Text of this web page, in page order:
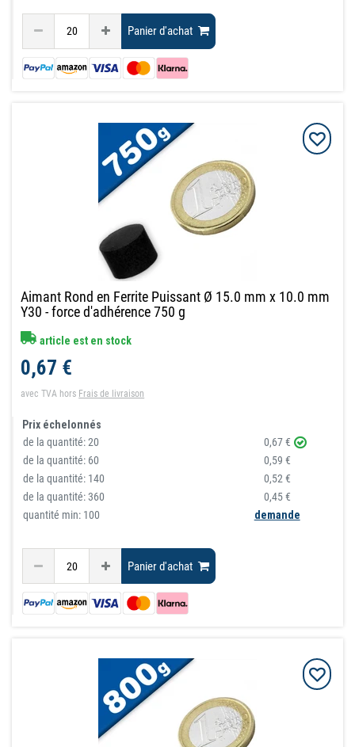
Panier d'achat
Aimant Rond en Ferrite Puissant Ø 15.0 mm x 10.0 mm
Y30 - force d'adhérence 750 g
article est en stock
0,67 €
avec TVA hors Frais de livraison
Prix échelonnés
de la quantité:20
0,67 €
de la quantité: 60
0,59 €
de la quantité: 140
0,52 €
de la quantité:360
0,45 €
quantité min: 100
demande
Panier d'achat